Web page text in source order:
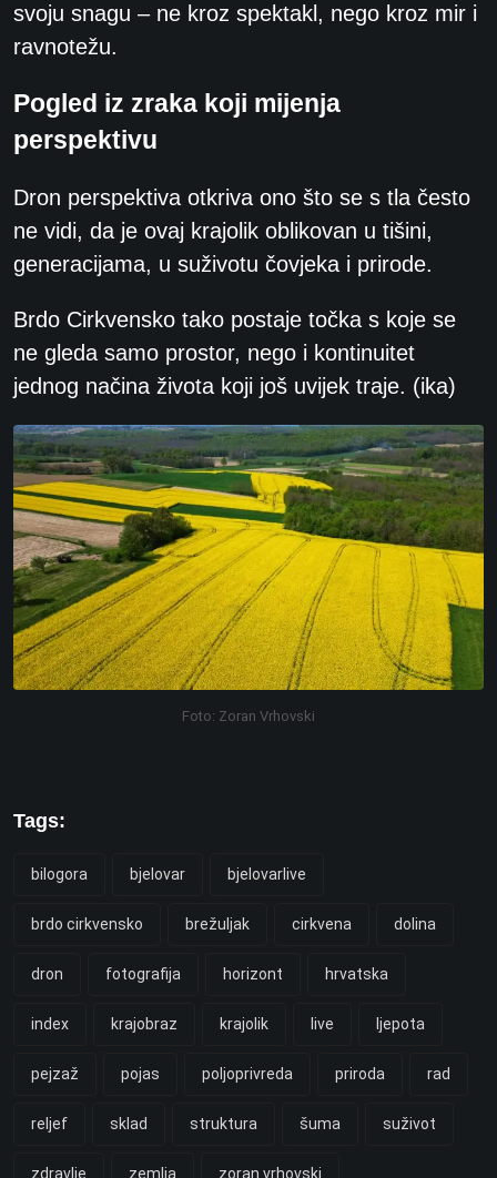
svoju snagu – ne kroz spektakl, nego kroz mir i
ravnotežu.
Pogled iz zraka koji mijenja
perspektivu
Dron perspektiva otkriva ono što se s tla često
ne vidi, da je ovaj krajolik oblikovan u tišini,
generacijama, u suživotu čovjeka i prirode.
Brdo Cirkvensko tako postaje točka s koje se
ne gleda samo prostor, nego i kontinuitet
jednog načina života koji još uvijek traje. (ika)
Foto: Zoran Vrhovski
Tags:
bilogora bjelovar bjelovarlive
brdo cirkvensko brežuljak cirkvena dolina
dron fotografija horizont hrvatska
index krajobraz krajolik live ljepota
pejzaž pojas poljoprivreda priroda rad
reljef sklad struktura šuma suživot
zdravlje zemlja zoran vrhovski